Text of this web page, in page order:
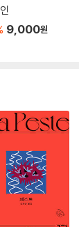
9,000원